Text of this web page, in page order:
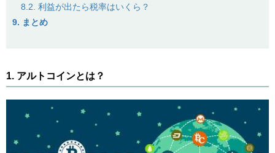
8.2. 利益が出たら税率はいくら？
9. まとめ
1. アルトコインとは？